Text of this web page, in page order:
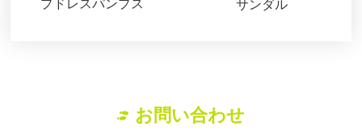
サンダル
お問い合わせ